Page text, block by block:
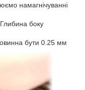
намагнічуванні
боку
бути 0.25 мм